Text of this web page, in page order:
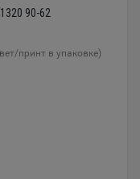
90-62
принт в упаковке)